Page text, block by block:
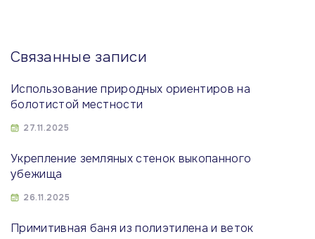
Связанные записи
Использование природных ориентиров на
болотистой местности
27.11.2025
Укрепление земляных стенок выкопанного
убежища
26.11.2025
Примитивная баня из полиэтилена и веток